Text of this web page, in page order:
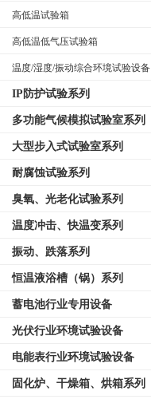
高低温试验箱
高低温低气压试验箱
温度/湿度/振动综合环境试验设备
IP防护试验系列
多功能气候模拟试验室系列
大型步入式试验室系列
耐腐蚀试验系列
臭氧、光老化试验系列
温度冲击、快温变系列
振动、跌落系列
恒温液浴槽（锅）系列
蓄电池行业专用设备
光伏行业环境试验设备
电能表行业环境试验设备
固化炉、干燥箱、烘箱系列